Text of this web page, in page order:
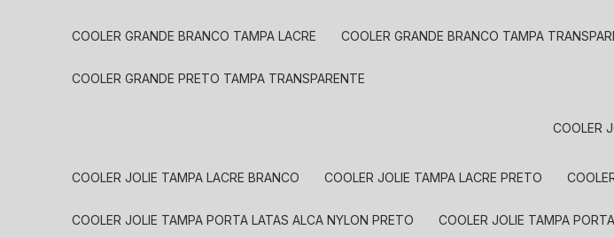
COOLER GRANDE BRANCO TAMPA LACRE COOLER GRANDE BRANCO TAMPA
COOLER GRANDE PRETO TAMPA TRANSPARENTE
COOLER
COOLER JOLIE TAMPA LACRE BRANCO COOLER JOLIE TAMPA LACRE PRETO
COOLER JOLIE TAMPA PORTA LATAS ALCA NYLON PRETO COOLER JOLIE TAMPA